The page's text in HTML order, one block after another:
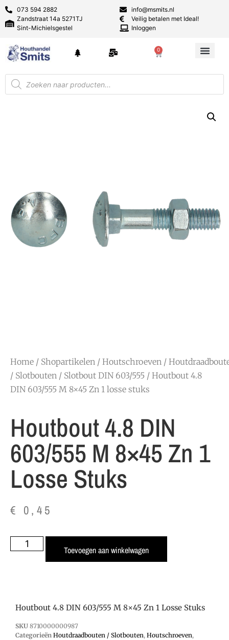
073 594 2882
Zandstraat 14a 5271TJ
Sint-Michielsgestel
info@msmits.nl
Veilig betalen met Ideal!
Inloggen
0
Home / Shopartikelen / Houtschroeven /
/ Slotbouten / Slotbout DIN 603/555 / Houtbout 4.8
DIN 603/555 M 8×45 Zn 1 losse stuks
Houtbout 4.8 DIN
603/555 M 8×45 Zn 1
Losse Stuks
€ 0,45
Toevoegen aan winkelwagen
Houtbout 4.8 DIN 603/555 M 8×45 Zn 1 Losse Stuks
SKU 8710000000987
Categorieën Houtdraadbouten / Slotbouten, Houtschroeven,